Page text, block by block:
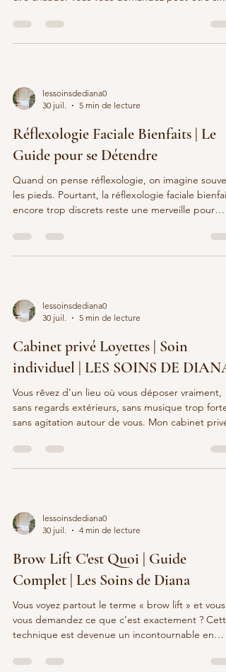
peau fragile du contour de l’œil et si elle permet
une ligne de sourcils plus nette. Dans cet article,
respectueuse que la cire, en m’appuyant sur des
différences concrètes entre les deux méthodes.
lessoinsdediana0
30 juil.
5 min de lecture
Réflexologie Faciale Bienfaits | Le
Guide pour se Détendre
Quand on pense réflexologie, on imagine
les pieds. Pourtant, la réflexologie faciale
encore trop discrets reste une merveille pour
zones précises du visage, elle favorise un
relâchement profond et une meilleure régulation
faciale, comment fonctionne la cartographie du
visage et surtout quels sont ses princi
lessoinsdediana0
30 juil.
5 min de lecture
Cabinet privé Loyettes | Soin
individuel | LES SOINS DE DIANA
Vous rêvez d’un lieu où vous déposer vraiment,
sans regards extérieurs, sans musique trop forte,
sans agitation autour de vous. Mon cabinet privé
reçois uniquement une cliente à la fois pour vous
offrir un soin individuel, profondément
est difficile de trouver un endroit où l’on se sent
en sécurité, écoutée et respectée. Ici, vou
lessoinsdediana0
30 juil.
4 min de lecture
Brow Lift C'est Quoi | Guide
Complet | Les Soins de Diana
Vous voyez partout le terme « brow lift » et vous
vous demandez ce que c’est exactement ? Cette
technique est devenue un incontournable en
ligne de sourcils bien dessinée, sans maquillage